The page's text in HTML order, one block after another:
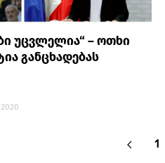
უცვლელია“ – ოთხი
განცხადებას
1